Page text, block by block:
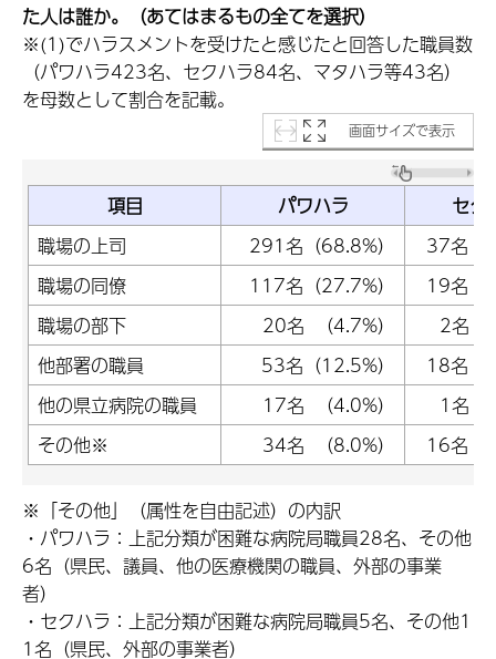
た人は誰か。（あてはまるもの全てを選択）
※(1)でハラスメントを受けたと感じたと回答した職員数
（パワハラ423名、セクハラ84名、マタハラ等43名）
を母数として割合を記載。
画面サイズで表示
項目 パワハラ
セク
職場の上司
291名（68.8%）
37名（
職場の同僚
117名（27.7%）
19名（
職場の部下
20名 （4.7%）
2名
他部署の職員
53名（12.5%）
18名（
他の県立病院の職員
17名 （4.0%）
1名
その他※
34名 （8.0%） 16名（
※「その他」（属性を自由記述）の内訳
・パワハラ：上記分類が困難な病院局職員28名、その他
6名（県民、議員、他の医療機関の職員、外部の事業
者）
・セクハラ：上記分類が困難な病院局職員5名、その他1
1名（県民、外部の事業者）